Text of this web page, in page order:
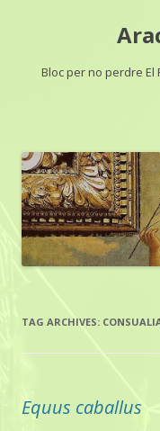
Bloc per no perdre El
TAG ARCHIVES:
Equus caballus